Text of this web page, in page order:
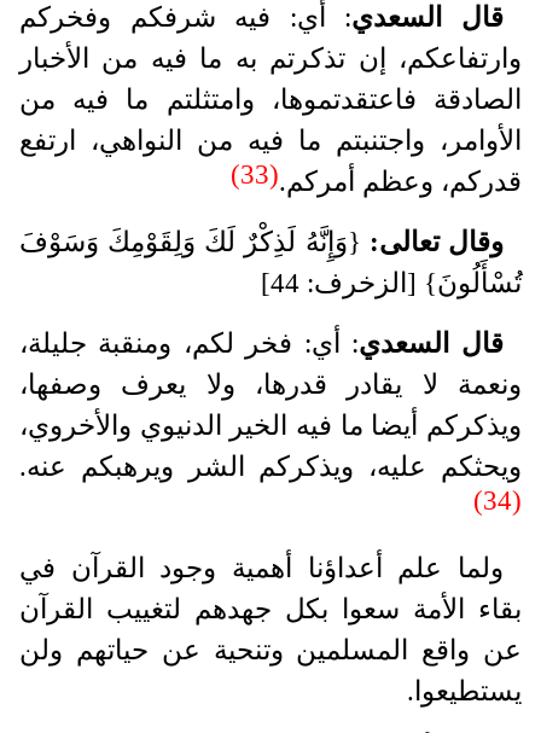
قال السعدي: أي: فيه شرفكم وفخركم
وارتفاعكم، إن تذكرتم به ما فيه من الأخبار
الصادقة فاعتقدتموها، وامتثلتم ما فيه من
الأوامر، واجتنبتم ما فيه من النواهي، ارتفع
قدركم، وعظم أمركم.(33)
وقال تعالى: {وَإِنَّهُ لَذِكْرٌ لَكَ وَلِقَوْمِكَ وَسَوْفَ
تُسْأَلُونَ} [الزخرف: 44]
قال السعدي: أي: فخر لكم، ومنقبة جليلة،
ونعمة لا يقادر قدرها، ولا يعرف وصفها،
ويذكركم أيضا ما فيه الخير الدنيوي والأخروي،
ويحثكم عليه، ويذكركم الشر ويرهبكم عنه.
(34)
ولما علم أعداؤنا أهمية وجود القرآن في
بقاء الأمة سعوا بكل جهدهم لتغييب القرآن
عن واقع المسلمين وتنحية عن حياتهم ولن
يستطيعوا.